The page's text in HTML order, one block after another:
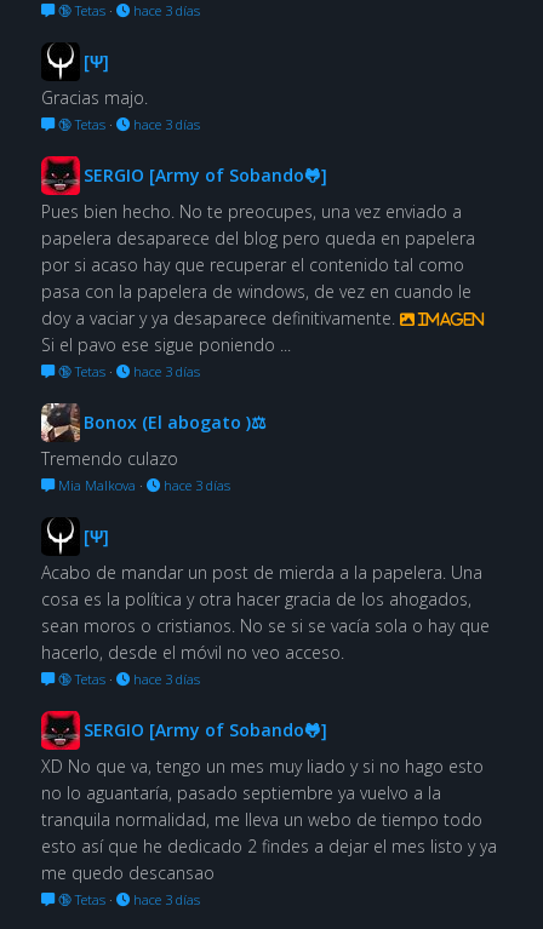
🔞 Tetas· hace 3 días
[Ψ]
Gracias majo.
🔞 Tetas· hace 3 días
SERGIO [Army of Sobando🐸]
Pues bien hecho. No te preocupes, una vez enviado a
papelera desaparece del blog pero queda en papelera
por si acaso hay que recuperar el contenido tal como
pasa con la papelera de windows, de vez en cuando le
doy a vaciar y ya desaparece definitivamente.
Imagen
Si el pavo ese sigue poniendo ...
🔞 Tetas· hace 3 días
Bonox (El abogato )⚖
Tremendo culazo
Mia Malkova · hace 3 días
[Ψ]
Acabo de mandar un post de mierda a la papelera. Una
cosa es la política y otra hacer gracia de los ahogados,
sean moros o cristianos. No se si se vacía sola o hay que
hacerlo, desde el móvil no veo acceso.
🔞 Tetas· hace 3 días
SERGIO [Army of Sobando🐸]
XD No que va, tengo un mes muy liado y si no hago esto
no lo aguantaría, pasado septiembre ya vuelvo a la
tranquila normalidad, me lleva un webo de tiempo todo
esto así que he dedicado 2 findes a dejar el mes listo y ya
me quedo descansao
🔞 Tetas· hace 3 días